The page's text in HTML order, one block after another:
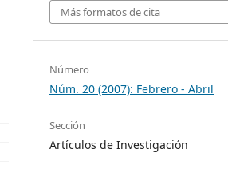
Más formatos de cita
Número
Núm. 20 (2007): Febrero - Abril
Sección
Artículos de Investigación